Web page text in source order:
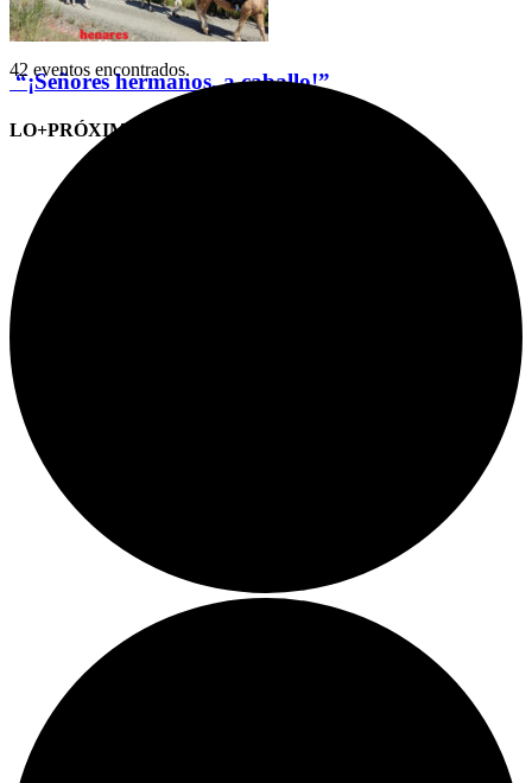
“¡Señores hermanos, a caballo!”
LO+PRÓXIMO (CITAS)
42 eventos encontrados.